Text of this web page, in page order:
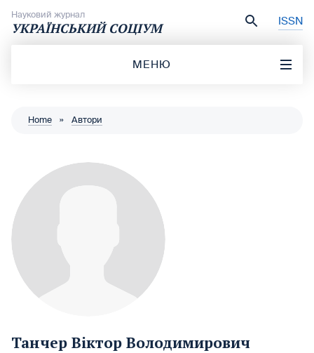
Науковий журнал
УКРАЇНСЬКИЙ СОЦІУМ ISSN
МЕНЮ
Home » Автори
Танчер Віктор Володимирович